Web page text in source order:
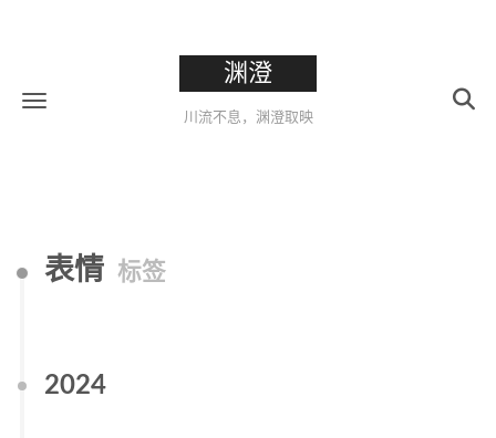
渊澄
川流不息，渊澄取映
表情 标签
2024